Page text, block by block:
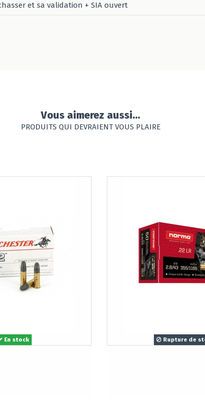
et sa validation + SIA ouvert
Vous aimerez aussi...
PRODUITS QUI DEVRAIENT VOUS PLAIRE
En stock Rupture de